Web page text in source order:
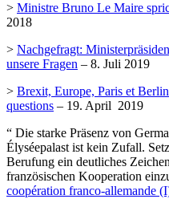
> Ministre Bruno Le Maire
2018
> Nachgefragt:
unsere Fragen – 8. Juli 2019
> Brexit, Europe, Paris et
questions – 19. April 2019
“ Die starke Präsenz von
Élyséepalast ist kein Zufall.
Berufung ein deutliches
französischen Kooperation
coopération franco-allemande